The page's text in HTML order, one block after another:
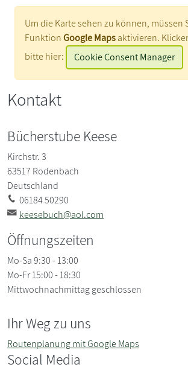
Um die Karte sehen zu können, müssen
FunktionGoogle Mapsaktivieren.
bitte hier:
Cookie Consent Manager
Kontakt
Bücherstube Keese
Kirchstr. 3
63517 Rodenbach
Deutschland
06184 50290
keesebuch@aol.com
Öffnungszeiten
Mo-Sa 9:30 - 13:00
Mo-Fr 15:00 - 18:30
Mittwochnachmittag geschlossen
Ihr Weg zu uns
Routenplanung mit Google Maps
Social Media